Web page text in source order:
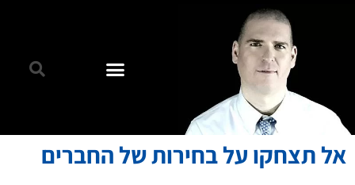
אל תצחקו על בחירות של החברים